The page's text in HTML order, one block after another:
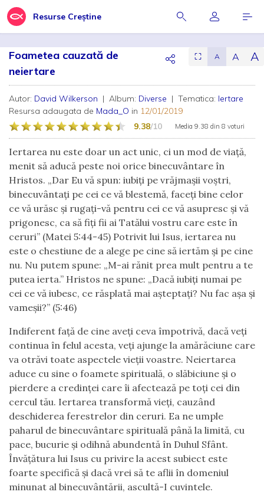
Resurse Creștine
Foametea cauzată de
neiertare
⛶ A A A
Autor: David Wilkerson | Album: Diverse | Tematica: Iertare
Resursa adaugata de Mada_O in 12/01/2019
9.38/10 Media 9.38 din 8 voturi
Iertarea nu este doar un act unic, ci un mod de viață,
menit să aducă peste noi orice binecuvântare în
Hristos. „Dar Eu vă spun: iubiţi pe vrăjmaşii voştri,
binecuvântaţi pe cei ce vă blestemă, faceţi bine celor
ce vă urăsc şi rugaţi-vă pentru cei ce vă asupresc şi vă
prigonesc, ca să fiţi fii ai Tatălui vostru care este în
ceruri” (Matei 5:44-45) Potrivit lui Isus, iertarea nu
este o chestiune de a alege pe cine să iertăm şi pe cine
nu. Nu putem spune: „M-ai rănit prea mult pentru a te
putea ierta.” Hristos ne spune: „Dacă iubiţi numai pe
cei ce vă iubesc, ce răsplată mai aşteptaţi? Nu fac aşa şi
vameşii?” (5:46)
Indiferent faţă de cine aveţi ceva împotrivă, dacă veţi
continua în felul acesta, veţi ajunge la amărăciune care
va otrăvi toate aspectele vieții voastre. Neiertarea
aduce cu sine o foamete spirituală, o slăbiciune și o
pierdere a credinței care îi afectează pe toți cei din
cercul tău. Iertarea transformă vieți, cauzând
deschiderea ferestrelor din ceruri. Ea ne umple
paharul de binecuvântare spirituală până la limită, cu
pace, bucurie și odihnă abundentă în Duhul Sfânt.
Învățătura lui Isus cu privire la acest subiect este
foarte specifică și dacă vrei să te aflii în domeniul
minunat al binecuvântării, ascultă-I cuvintele.